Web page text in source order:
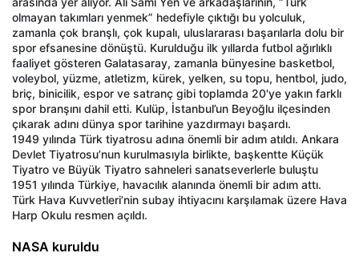
olmayan takımları yenmek” hedefiyle çıktığı bu yolculuk,
zamanla çok branşlı, çok kupalı, uluslararası başarılarla dolu bir
spor efsanesine dönüştü. Kurulduğu ilk yıllarda futbol ağırlıklı
faaliyet gösteren Galatasaray, zamanla bünyesine basketbol,
voleybol, yüzme, atletizm, kürek, yelken, su topu, hentbol, judo,
briç, binicilik, espor ve satranç gibi toplamda 20'ye yakın farklı
spor branşını dahil etti. Kulüp, İstanbul’un Beyoğlu ilçesinden
çıkarak adını dünya spor tarihine yazdırmayı başardı.
1949 yılında Türk tiyatrosu adına önemli bir adım atıldı. Ankara
Devlet Tiyatrosu’nun kurulmasıyla birlikte, başkentte Küçük
Tiyatro ve Büyük Tiyatro sahneleri sanatseverlerle buluştu
1951 yılında Türkiye, havacılık alanında önemli bir adım attı.
Türk Hava Kuvvetleri’nin subay ihtiyacını karşılamak üzere Hava
Harp Okulu resmen açıldı.
NASA kuruldu